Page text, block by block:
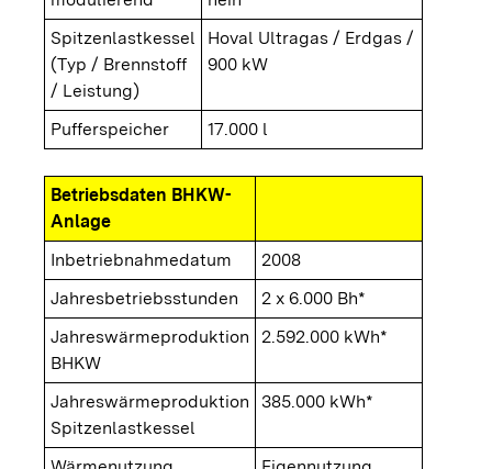
Spitzenlastkessel
(Typ / Brennstoff
/ Leistung)
Hoval Ultragas / Erdgas /
900 kW
Pufferspeicher 17.000 l
Betriebsdaten BHKW-
Anlage
Inbetriebnahmedatum
2008
Jahresbetriebsstunden
2 x 6.000 Bh*
Jahreswärmeproduktion
BHKW
2.592.000 kWh*
Jahreswärmeproduktion
Spitzenlastkessel
385.000 kWh*